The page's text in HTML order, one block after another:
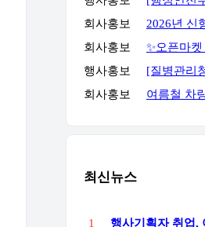
회사홍보
회사홍보
행사홍보
회사홍보
최신뉴스
1
행사기획자 취업,